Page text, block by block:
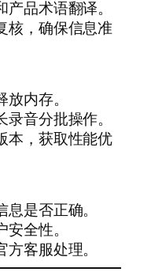
品术语翻译。
核，确保信息准
内存。
音分批操作。
本，获取性能优
是否正确。
全性。
客服处理。